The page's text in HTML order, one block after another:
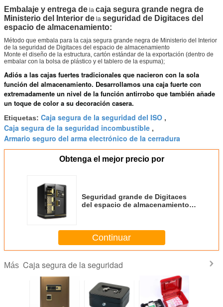
Embalaje y entrega de la caja segura grande negra de
Ministerio del Interior de la seguridad de Digitaces del
espacio de almacenamiento:
Método que embala para la caja segura grande negra de Ministerio del Interior
de la seguridad de Digitaces del espacio de almacenamiento
Monte el diseño de la estructura, cartón estándar de la exportación (dentro de
embalar con la bolsa de plástico y el tablero de la espuma);
Adiós a las cajas fuertes tradicionales que nacieron con la sola
función del almacenamiento. Desarrollamos una caja fuerte con
extremadamente un nivel de la función antirrobo que también añade
un toque de color a su decoración casera.
Etiquetas: Caja segura de la seguridad del ISO ,
Caja segura de la seguridad incombustible ,
Armario seguro del arma electrónico de la cerradura
Obtenga el mejor precio por
Seguridad grande de Digitaces
del espacio de almacenamiento
Continuar
Más Caja segura de la seguridad